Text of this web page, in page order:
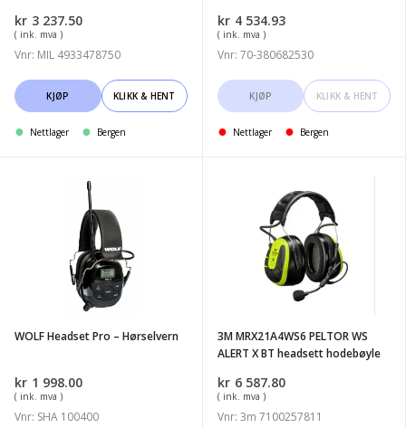
kr 3 237.50
( ink. mva )
Vnr: MIL 4933478750
KJØP KLIKK & HENT
Nettlager Bergen
kr 4 534.93
( ink. mva )
Vnr: 70-380682530
KJØP KLIKK & HENT
Nettlager Bergen
Hørselvern
WOLF Headset Pro – Hørselvern
kr 1 998.00
( ink. mva )
Vnr: SHA 100400
MRX21A4WS6
PELTOR
headsett
3M MRX21A4WS6 PELTOR WS
ALERT X BT headsett hodebøyle
kr 6 587.80
( ink. mva )
Vnr: 3m 7100257811